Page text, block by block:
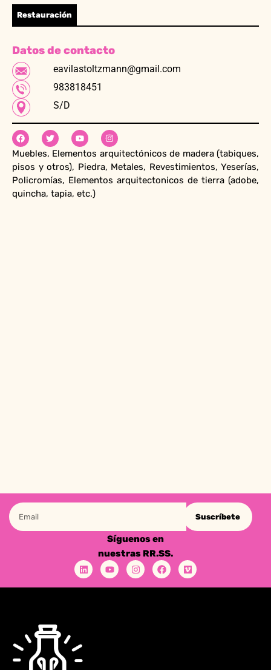
Restauración
Datos de contacto
eavilastoltzmann@gmail.com
983818451
S/D
Muebles, Elementos arquitectónicos de madera (tabiques,
pisos y otros), Piedra, Metales, Revestimientos, Yeserías,
Policromías, Elementos arquitectonicos de tierra (adobe,
quincha, tapia, etc.)
Suscríbete
Síguenos en
nuestras RR.SS.